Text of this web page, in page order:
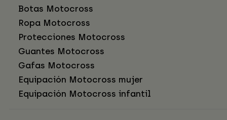
Botas Motocross
Ropa Motocross
Protecciones Motocross
Guantes Motocross
Gafas Motocross
Equipación Motocross mujer
Equipación Motocross infantil